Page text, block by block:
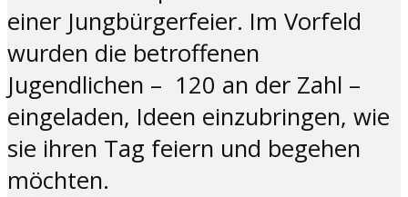
einer Jungbürgerfeier. Im Vorfeld
wurden die betroffenen
Jugendlichen – 120 an der Zahl –
eingeladen, Ideen einzubringen, wie
sie ihren Tag feiern und begehen
möchten.